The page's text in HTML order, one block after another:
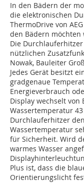
In den Bädern der
die elektronischen
ThermoDrive von
den Bädern
Die
nützlichen
Nowak, Bauleiter
Jedes Gerät besitzt
gradgenaue
Energieverbrauch
Display wechselt von
Wassertemperatur
Durchlauferhitzer
Wassertemperatur
für Sicherheit. Wird
warmes Wasser
Plus ist, dass die
Orientierungslicht